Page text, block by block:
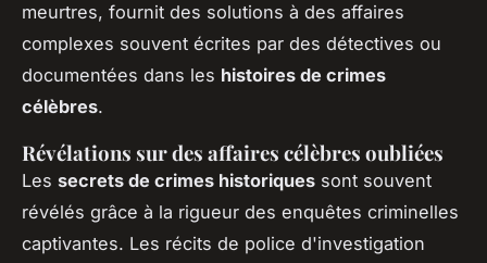
meurtres, fournit des solutions à des affaires
complexes souvent écrites par des détectives ou
documentées dans les histoires de crimes
célèbres.
Révélations sur des affaires célèbres oubliées
Les secrets de crimes historiques sont souvent
révélés grâce à la rigueur des enquêtes criminelles
captivantes. Les récits de police d'investigation